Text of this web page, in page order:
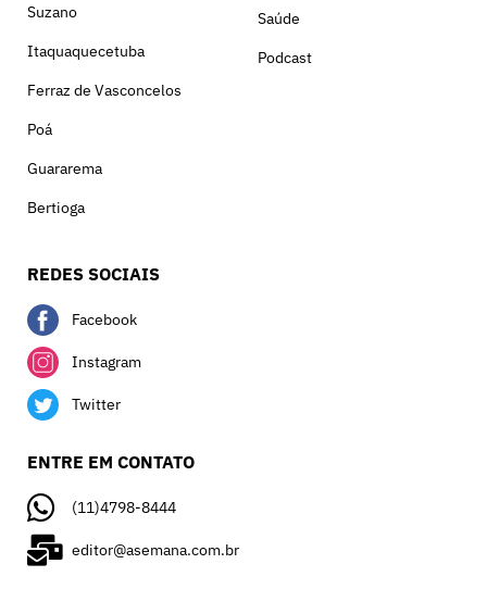
Suzano
Itaquaquecetuba
Ferraz de Vasconcelos
Poá
Guararema
Bertioga
Saúde
Podcast
REDES SOCIAIS
Facebook
Instagram
Twitter
ENTRE EM CONTATO
(11)4798-8444
editor@asemana.com.br